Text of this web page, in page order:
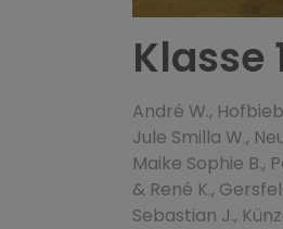
Klasse
André W.,
Jule Smilla W.,
Maike Sophie B.,
& René K.,
Sebastian J.,